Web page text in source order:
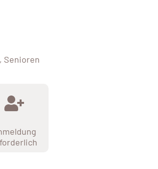
Senioren